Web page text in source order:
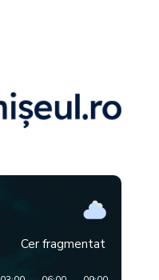
Cer fragmentat